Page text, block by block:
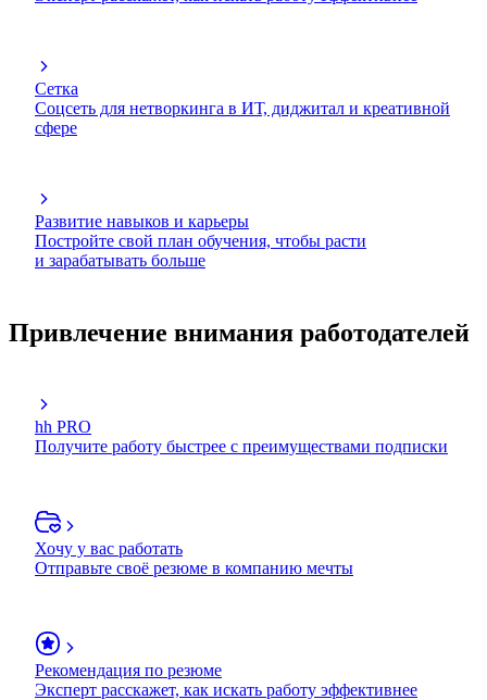
Сетка
Соцсеть для нетворкинга в ИТ, диджитал и креативной
сфере
Развитие навыков и карьеры
Постройте свой план обучения, чтобы расти
и зарабатывать больше
Привлечение внимания работодателей
hh PRO
Получите работу быстрее с преимуществами подписки
Хочу у вас работать
Отправьте своё резюме в компанию мечты
Рекомендация по резюме
Эксперт расскажет, как искать работу эффективнее